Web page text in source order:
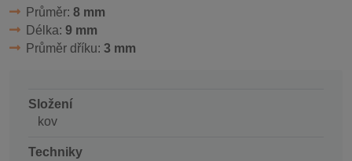
Průměr: 8 mm
Délka: 9 mm
Průměr dříku: 3 mm
Složení
kov
Techniky